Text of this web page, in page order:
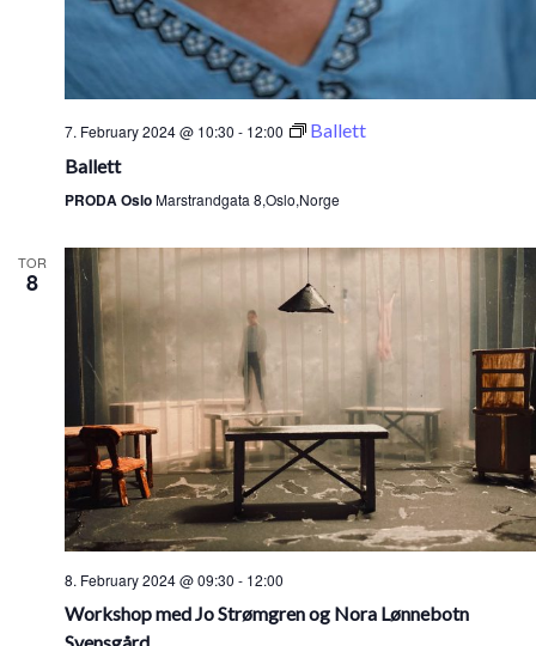
7. February 2024 @ 10:30 - 12:00
Ballett
Ballett
PRODA OsloMarstrandgata 8,Oslo,Norge
TOR
8
8. February 2024 @ 09:30 - 12:00
Workshop med Jo Strømgren og Nora Lønnebotn